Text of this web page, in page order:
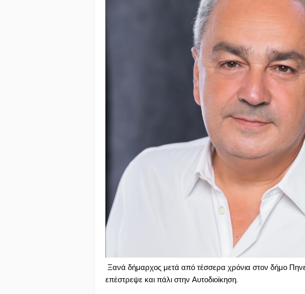
Ξανά δήμαρχος μετά από τέσσερα χρόνια στον δήμο
επέστρεψε και πάλι στην Αυτοδιοίκηση.